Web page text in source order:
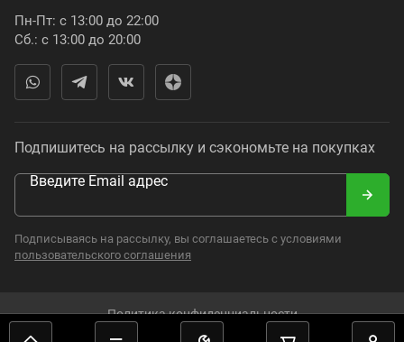
Пн-Пт: с 13:00 до 22:00
Сб.: с 13:00 до 20:00
Подпишитесь на рассылку и сэкономьте на покупках
Введите Email адрес
Подписываясь на рассылку, вы соглашаетесь с условиями
пользовательского соглашения
Политика конфиденциальности
2008–2024. Russian Moto Catalogue. Все права защищены.